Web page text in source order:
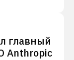
главный
Anthropic